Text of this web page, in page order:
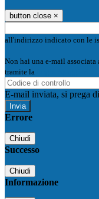
button close ×
all'indirizzo indicato con le
Non hai una e-mail
tramite la
E-mail inviata, si prega
Errore
Chiudi
Successo
Chiudi
Informazione